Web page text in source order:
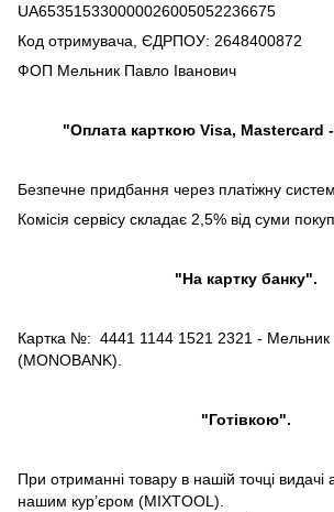
UA653515330000026005052236675
Код отримувача, ЄДРПОУ: 2648400872
ФОП Мельник Павло Іванович
"Оплата карткою Visa, Mastercard
Безпечне придбання через платіжну
Комісія сервісу складає 2,5% від суми
"На картку банку".
Картка №: 4441 1144 1521 2321 - Мельник
(MONOBANK).
"Готівкою".
При отриманні товару в нашій точці видачі
нашим кур’єром (MIXTOOL).